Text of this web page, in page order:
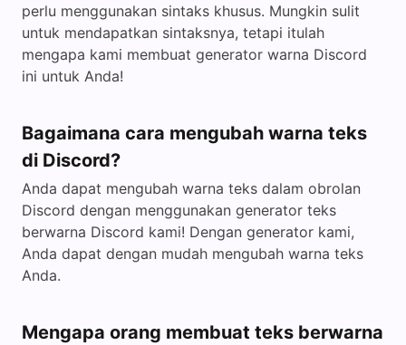
perlu menggunakan sintaks khusus. Mungkin sulit
untuk mendapatkan sintaksnya, tetapi itulah
mengapa kami membuat generator warna Discord
ini untuk Anda!
Bagaimana cara mengubah warna teks
di Discord?
Anda dapat mengubah warna teks dalam obrolan
Discord dengan menggunakan generator teks
berwarna Discord kami! Dengan generator kami,
Anda dapat dengan mudah mengubah warna teks
Anda.
Mengapa orang membuat teks berwarna